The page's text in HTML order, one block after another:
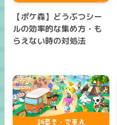
【ポケ森】どうぶつシー
ルの効率的な集め方・も
らえない時の対処法